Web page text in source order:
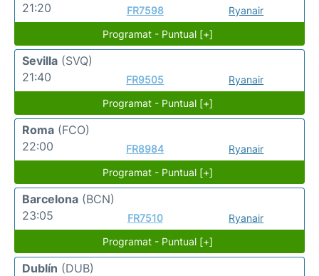
21:20
FR7598
Ryanair
Programat - Puntual [+]
Sevilla (SVQ)
21:40
FR9505
Ryanair
Programat - Puntual [+]
Roma (FCO)
22:00
FR8984
Ryanair
Programat - Puntual [+]
Barcelona (BCN)
23:05
FR7510
Ryanair
Programat - Puntual [+]
Dublín (DUB)